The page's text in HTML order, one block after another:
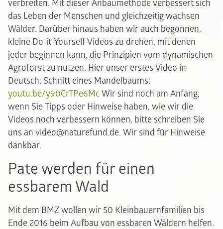
verbreiten. Mit dieser Anbaumethode verbessert sich
das Leben der Menschen und gleichzeitig wachsen
Wälder. Darüber hinaus haben wir auch begonnen,
kleine Do-it-Yourself-Videos zu drehen, mit denen
jeder beginnen kann, die Prinzipien vom dynamischen
Agroforst zu nutzen. Hier unser erstes Video in
Deutsch: Schnitt eines Mandelbaums:
youtu.be/y90CrTPe6Mc Wir sind noch am Anfang,
wenn Sie Tipps oder Hinweise haben, wie wir die
Videos noch verbessern können, bitte schreiben Sie
uns an video@naturefund.de. Wir sind für Hinweise
dankbar.
Pate werden für einen
essbarem Wald
Mit dem BMZ wollen wir 50 Kleinbauernfamilien bis
Ende 2016 beim Aufbau von essbaren Wäldern helfen.